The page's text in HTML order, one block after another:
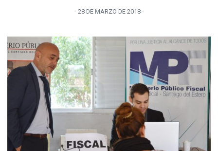
- 28 DE MARZO DE 2018-